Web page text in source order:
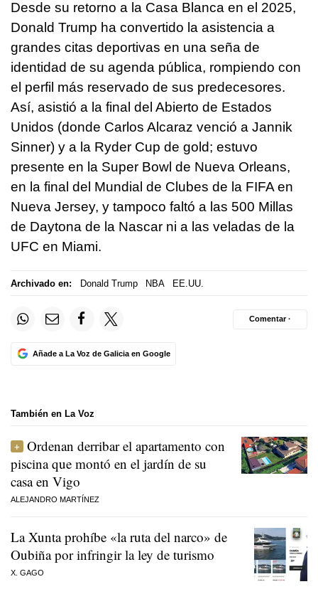
Desde su retorno a la Casa Blanca en el 2025,
Donald Trump ha convertido la asistencia a
grandes citas deportivas en una seña de
identidad de su agenda pública, rompiendo con
el perfil más reservado de sus predecesores.
Así, asistió a la final del Abierto de Estados
Unidos (donde Carlos Alcaraz venció a Jannik
Sinner) y a la Ryder Cup de gold; estuvo
presente en la Super Bowl de Nueva Orleans,
en la final del Mundial de Clubes de la FIFA en
Nueva Jersey, y tampoco faltó a las 500 Millas
de Daytona de la Nascar ni a las veladas de la
UFC en Miami.
Archivado en: Donald Trump NBA EE.UU.
Añade a La Voz de Galicia en Google
Comentar ·
También en La Voz
Ordenan derribar el apartamento con
piscina que montó en el jardín de su
casa en Vigo
ALEJANDRO MARTÍNEZ
La Xunta prohíbe «la ruta del narco» de
Oubiña por infringir la ley de turismo
X. GAGO